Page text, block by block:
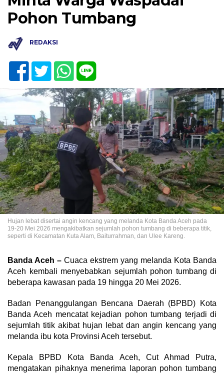
Pohon Tumbang
REDAKSI
Hujan lebat disertai angin kencang yang melanda Kota Banda Aceh pada
19-20 Mei 2026 mengakibatkan sejumlah pohon tumbang di beberapa titik,
seperti di Kecamatan Kuta Alam, Baiturrahman, dan Ulee Kareng.
Banda Aceh – Cuaca ekstrem yang melanda Kota Banda
Aceh kembali menyebabkan sejumlah pohon tumbang di
beberapa kawasan pada 19 hingga 20 Mei 2026.
Badan Penanggulangan Bencana Daerah (BPBD) Kota
Banda Aceh mencatat kejadian pohon tumbang terjadi di
sejumlah titik akibat hujan lebat dan angin kencang yang
melanda ibu kota Provinsi Aceh tersebut.
Kepala BPBD Kota Banda Aceh, Cut Ahmad Putra,
mengatakan pihaknya menerima laporan pohon tumbang